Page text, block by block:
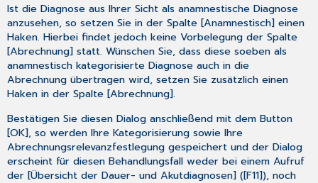
Aktualisierung
der
KIM
Komponenten
3.9.7
Korrektur
der
Kartenzuordnung
einzelner
KIM-
Konten
3.9.8
Ist die Diagnose aus Ihrer Sicht als anamnestische Diagnose
anzusehen, so setzen Sie in der Spalte [Anamnestisch] einen
Haken. Hierbei findet jedochkeine Vorbelegung der Spalte
[Abrechnung] statt. Wünschen Sie, dass diese soeben als
anamnestisch kategorisierte Diagnose auch in die
Abrechnung übertragen wird, setzen Sie zusätzlich einen
Haken in der Spalte [Abrechnung].
Bestätigen Sie diesen Dialog anschließend mit dem Button
[OK], so werden Ihre Kategorisierung sowie Ihre
Abrechnungsrelevanzfestlegung gespeichert und der Dialog
erscheint für diesen Behandlungsfall weder bei einem Aufruf
der [Übersicht der Dauer- und Akutdiagnosen] ([F11]), noch